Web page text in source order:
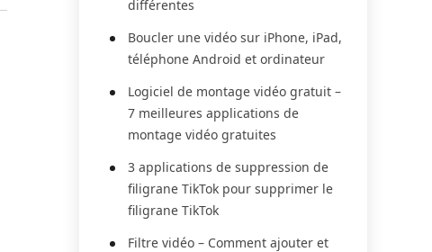
différentes
Boucler une vidéo sur iPhone, iPad,
téléphone Android et ordinateur
Logiciel de montage vidéo gratuit –
7 meilleures applications de
montage vidéo gratuites
3 applications de suppression de
filigrane TikTok pour supprimer le
filigrane TikTok
Filtre vidéo – Comment ajouter et